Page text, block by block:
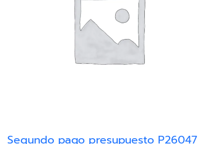
Segundo pago presupuesto P26047